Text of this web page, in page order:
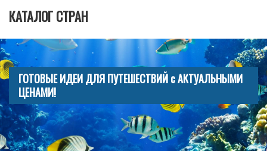
КАТАЛОГ СТРАН
ГОТОВЫЕ ИДЕИ ДЛЯ ПУТЕШЕСТВИЙ с АКТУАЛЬНЫМИ
ЦЕНАМИ!